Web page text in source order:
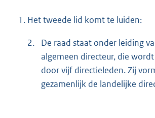
1. Het tweede lid komt te luiden:
2.
De raad staat onder leiding
algemeen directeur, die
door vijf directieleden. Zij
gezamenlijk de landelijke